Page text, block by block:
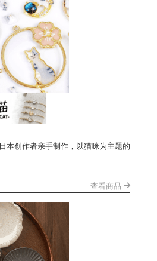
本创作者亲手制作，以猫咪为主题的
查看商品